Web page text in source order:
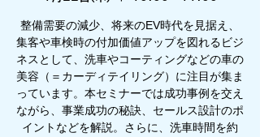
整備需要の減少、将来のEV時代を見据え、
集客や車検時の付加価値アップを図れるビジ
ネスとして、洗車やコーティングなどの車の
美容（＝カーディテイリング）に注目が集ま
っています。本セミナーでは成功事例を交え
ながら、事業成功の秘訣、セールス設計のポ
イントなどを解説。さらに、洗車時間を約